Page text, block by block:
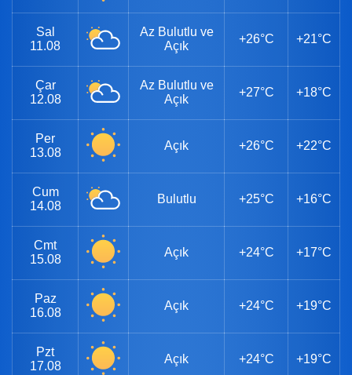
Sal
11.08
Az Bulutlu ve
Açık
+26°C +21°C
Çar
12.08
Az Bulutlu ve
Açık
+27°C +18°C
Per
13.08
Açık +26°C +22°C
Cum
14.08
Bulutlu +25°C +16°C
Cmt
15.08
Açık +24°C +17°C
Paz
16.08
Açık +24°C +19°C
Pzt
17.08
Açık +24°C +19°C